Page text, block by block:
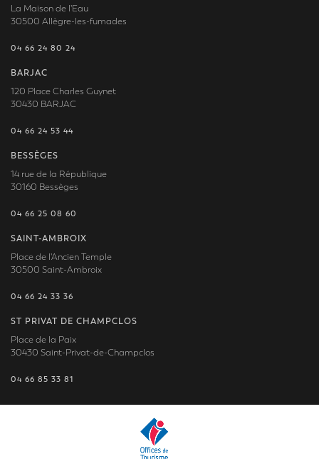
La Maison de l'Eau
30500 Allègre-les-fumades
04 66 24 80 24
BARJAC
120 Place Charles Guynet
30430 BARJAC
04 66 24 53 44
BESSÈGES
14 rue de la République
30160 Bessèges
04 66 25 08 60
SAINT-AMBROIX
Place de l'Ancien Temple
30500 Saint-Ambroix
04 66 24 33 36
ST PRIVAT DE CHAMPCLOS
Place de la Paix
30430 Saint-Privat-de-Champclos
04 66 85 33 81